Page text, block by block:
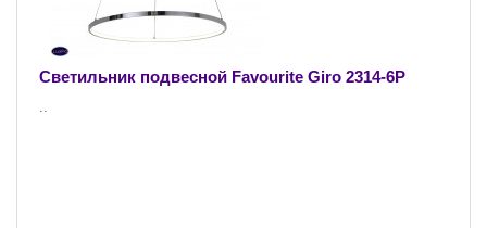
Светильник подвесной Favourite Giro 2314-6P
..